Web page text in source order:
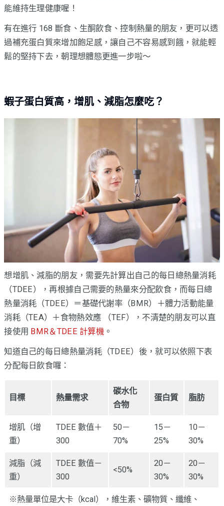
能維持生理健康喔！
有在進行 168 斷食、生酮飲食、控制熱量的朋友，更可以透
過補充蛋白質來增加飽足感，讓自己不容易感到餓，就能輕
鬆的堅持下去，朝理想體態更進一步啦～
蝦子蛋白質高，增肌、減脂怎麼吃？
想增肌、減脂的朋友，需要先計算出自己的每日總熱量消耗
（TDEE），再根據自己需要的熱量來分配飲食，而每日總
熱量消耗（TDEE）＝基礎代謝率（BMR）＋體力活動能量
消耗（TEA）＋食物熱效應 （TEF），不清楚的朋友可以直
接使用 BMR＆TDEE 計算機 。
知道自己的每日總熱量消耗（TDEE）後，就可以依照下表
分配每日飲食囉：
目標 熱量需求
碳水化
合物
蛋白質 脂肪
增肌（增
重）
TDEE 數值＋
300
50－
70%
15－
25%
10－
30%
減脂（減
重）
TDEE 數值－
300
<50%
20－
30%
20－
30%
※熱量單位是大卡（kcal），維生素、礦物質、纖維、